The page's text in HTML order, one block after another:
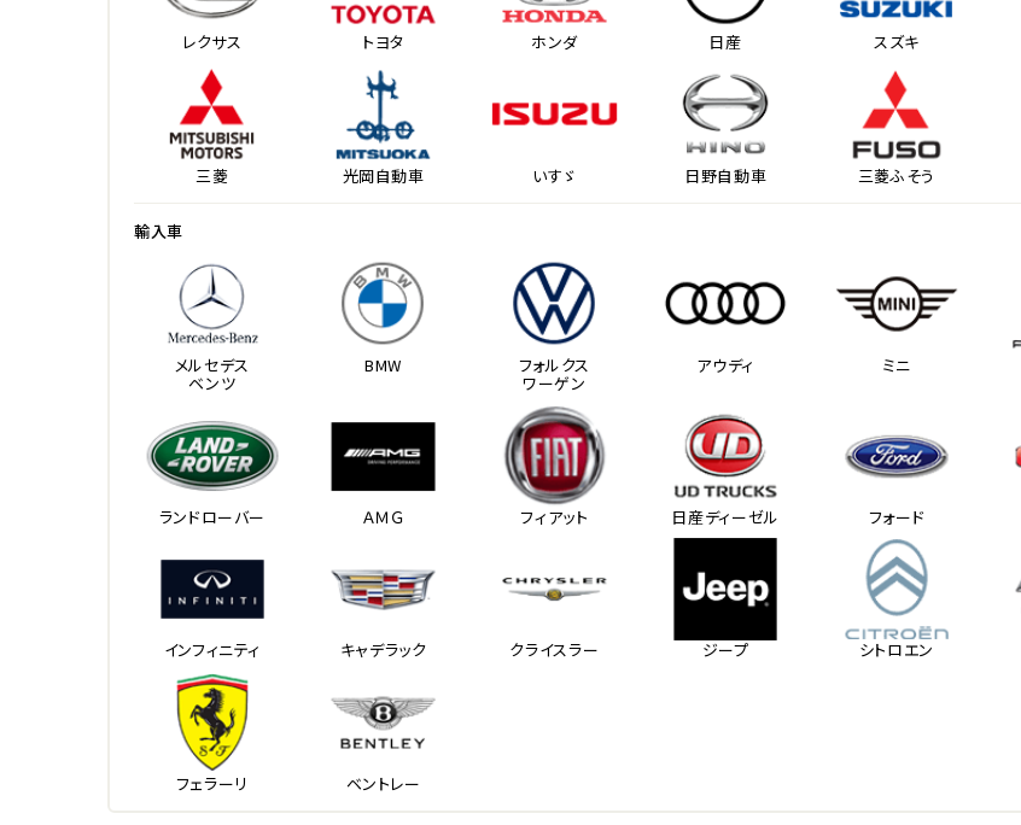
レクサス トヨタ ホンダ 日産 スズキ
三菱 光岡自動車 いすゞ 日野自動車 三菱ふそう
輸入車
メルセデス
ベンツ
BMW フォルクス
ワーゲン
アウディ ミニ
ランドローバー ＡＭＧ フィアット 日産ディーゼル フォード
インフィニティ キャデラック クライスラー ジープ シトロエン
フェラーリ ベントレー